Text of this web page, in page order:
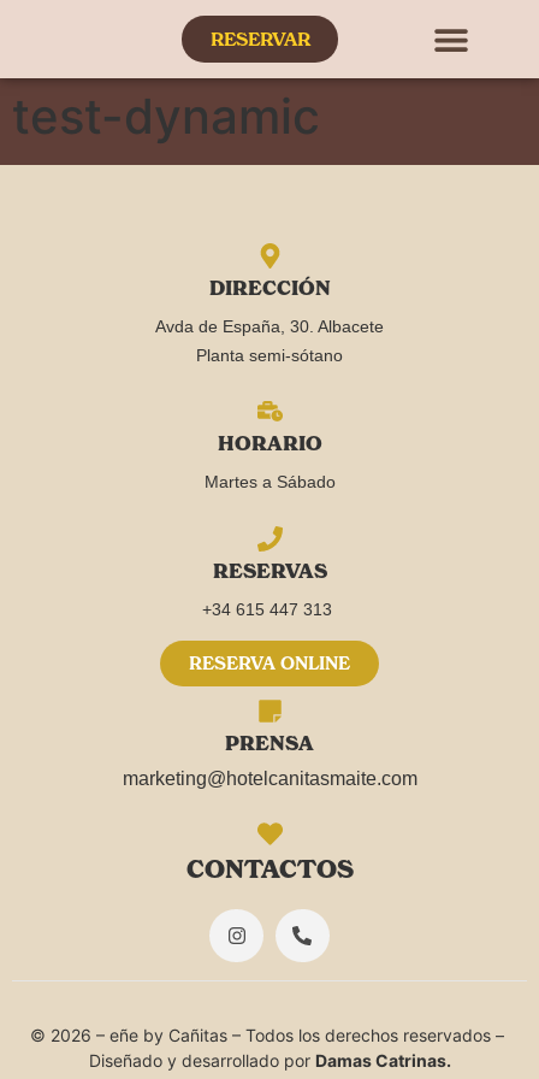
RESERVAR
test-dynamic
DIRECCIÓN
Avda de España, 30. Albacete
Planta semi-sótano
HORARIO
Martes a Sábado
RESERVAS
+34 615 447 313
RESERVA ONLINE
PRENSA
marketing@hotelcanitasmaite.com
CONTACTOS
© 2026 – eñe by Cañitas – Todos los derechos reservados –
Diseñado y desarrollado por Damas Catrinas.